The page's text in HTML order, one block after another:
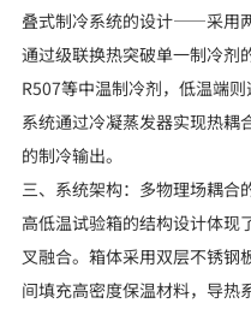
叠式制冷系统的设计——采用
通过级联换热突破单一制冷剂
R507等中温制冷剂，低温端
系统通过冷凝蒸发器实现热耦
的制冷输出。
三、系统架构：多物理场耦合
高低温试验箱的结构设计体现
叉融合。箱体采用双层不锈钢
间填充高密度保温材料，导